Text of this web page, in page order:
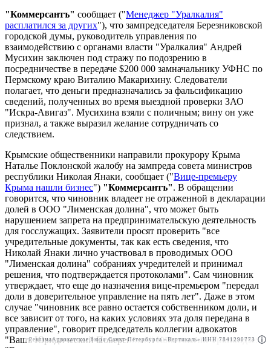
"Коммерсантъ" сообщает ("Менеджер "Уралкалия"
расплатился за других"), что зампредседателя Березниковской
городской думы, руководитель управления по
взаимодействию с органами власти "Уралкалия" Андрей
Мусихин заключен под стражу по подозрению в
посредничестве в передаче $200 000 замначальнику УФНС по
Пермскому краю Виталию Макарихину. Следователи
полагает, что деньги предназначались за фальсификацию
сведений, полученных во время выездной проверки ЗАО
"Искра-Авигаз". Мусихина взяли с поличным; вину он уже
признал, а также выразил желание сотрудничать со
следствием.
Крымские общественники направили прокурору Крыма
Наталье Поклонской жалобу на зампреда совета министров
республики Николая Янаки, сообщает ("Вице-премьеру
Крыма нашли бизнес") "Коммерсантъ". В обращении
говорится, что чиновник владеет не отраженной в декларации
долей в ООО "Лименская долина", что может быть
нарушением запрета на предпринимательскую деятельность
для госслужащих. Заявители просят проверить "все
учредительные документы, так как есть сведения, что
Николай Янаки лично участвовал в проводимых ООО
"Лименская долина" собраниях учредителей и принимал
решения, что подтверждается протоколами". Сам чиновник
утверждает, что еще до назначения вице-премьером "передал
доли в доверительное управление на пять лет". Даже в этом
случае "чиновник все равно остается собственником доли, и
все зависит от того, на каких условиях эта доля передана в
управление", говорит председатель коллегии адвокатов
"Вашъ Юридический Поверенный"Константин Трапаидзе
Реклама АО"Право.ру" ИНН: 7708095468
РекламаАдвокатское бюро Санкт-Петербурга «Вертикаль» ИНН 7841290773